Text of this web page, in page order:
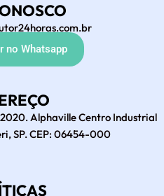
no Whatsapp
Alphaville Centro Industrial
SP. CEP: 06454-000